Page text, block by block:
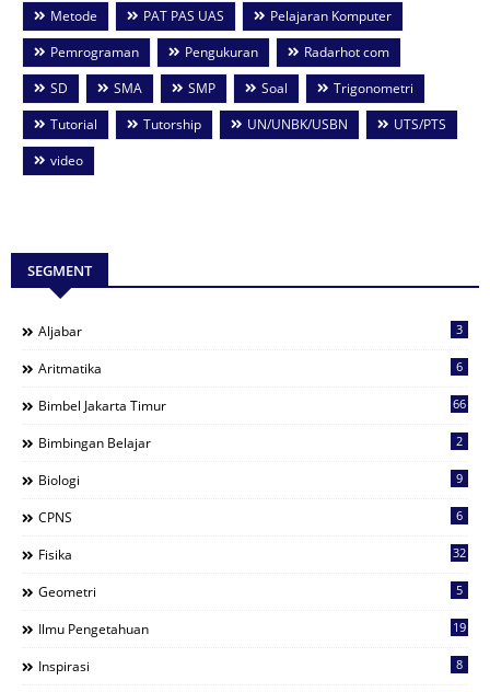
Metode PAT PAS UAS
Pelajaran Komputer
Pemrograman
Pengukuran
Radarhot com
SD
SMA SMP Soal
Trigonometri
Tutorial
Tutorship UN/UNBK/USBN
UTS/PTS
video
SEGMENT
Aljabar 3
Aritmatika 6
Bimbel Jakarta Timur 66
Bimbingan Belajar 2
Biologi 9
CPNS 6
Fisika 32
Geometri 5
Ilmu Pengetahuan 19
Inspirasi 8